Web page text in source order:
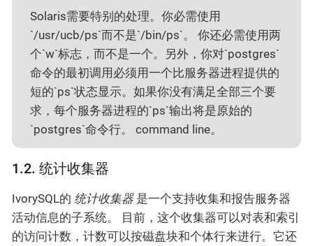
Solaris需要特别的处理。你必需使用
`/usr/ucb/ps`而不是`/bin/ps`。 你还必需使用两
个`w`标志，而不是一个。另外，你对`postgres`
命令的最初调用必须用一个比服务器进程提供的
短的`ps`状态显示。如果你没有满足全部三个要
求，每个服务器进程的`ps`输出将是原始的
`postgres`命令行。 command line。
1.2. 统计收集器
IvorySQL的 统计收集器是一个支持收集和报告服务器
活动信息的子系统。 目前，这个收集器可以对表和索引
的访问计数，计数可以按磁盘块和个体行来进行。它还